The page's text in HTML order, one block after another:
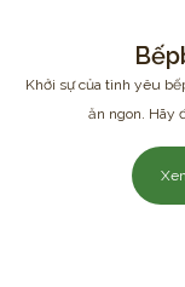
Khởi sự của tình yêu
ăn ngon. Hãy